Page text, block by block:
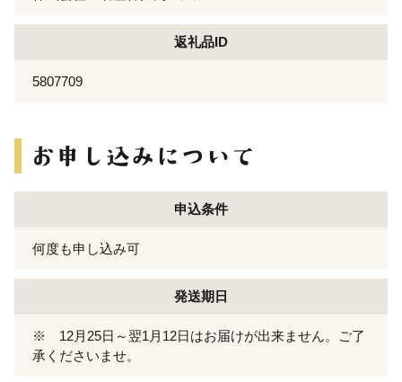
返礼品ID
5807709
申込条件
何度も申し込み可
発送期日
※ 12月25日～翌1月12日はお届けが出来ません。ご了
承くださいませ。